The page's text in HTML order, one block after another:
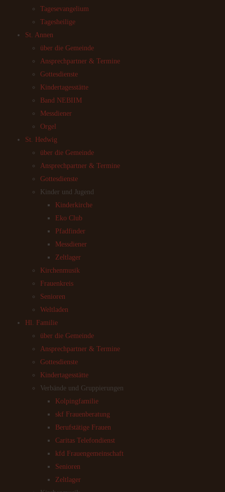
Tagesevangelium
Tagesheilige
St. Annen
über die Gemeinde
Ansprechpartner & Termine
Gottesdienste
Kindertagesstätte
Band NEBIIM
Messdiener
Orgel
St. Hedwig
über die Gemeinde
Ansprechpartner & Termine
Gottesdienste
Kinder und Jugend
Kinderkirche
Eko Club
Pfadfinder
Messdiener
Zeltlager
Kirchenmusik
Frauenkreis
Senioren
Weltladen
Hl. Familie
über die Gemeinde
Ansprechpartner & Termine
Gottesdienste
Kindertagesstätte
Verbände und Gruppierungen
Kolpingfamilie
skf Frauenberatung
Berufstätige Frauen
Caritas Telefondienst
kfd Frauengemeinschaft
Senioren
Zeltlager